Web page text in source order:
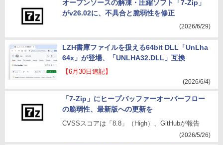
オープンソースの解凍・圧縮ソフト「7-Zip」
がv26.02に、不具合と脆弱性を修正
(2026/6/29)
LZH書庫ファイルを扱える64bit DLL「UnLha
64x」が登場、「UNLHA32.DLL」互換
【6月30日追記】
(2026/6/4)
「7-Zip」にヒープバッファーオーバーフロー
の脆弱性、最新版への更新を
CVSSスコアは「8.8」（High）、GitHubが報告
(2026/5/26)